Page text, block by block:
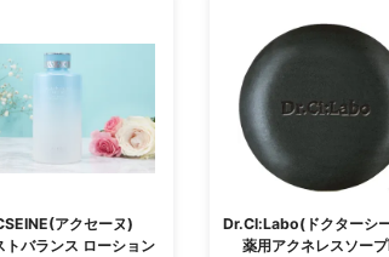
アクセーヌ)
トバランス ローション
Dr.Cl:Labo(ドクターシ
薬用アクネレスソー